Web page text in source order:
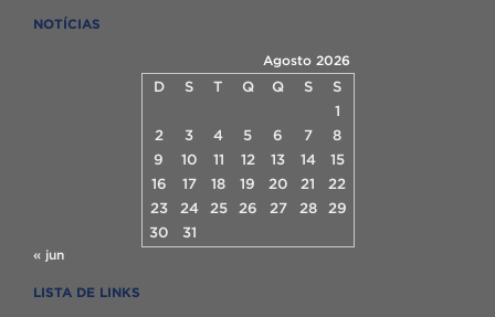
NOTÍCIAS
Agosto 2026
D S T Q Q S
S
1
2
3 4 5 6 7
8
9
10 11 12 13 14
15
16
17 18 19 20 21
22
23
24 25 26 27 28
29
30
31
« jun
LISTA DE LINKS